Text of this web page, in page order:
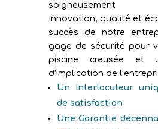
soigneusement
Innovation, qualité et
succès de notre
gage de sécurité pour
piscine creusée et
d’implication de
Un Interlocuteur
de satisfaction
Une Garantie